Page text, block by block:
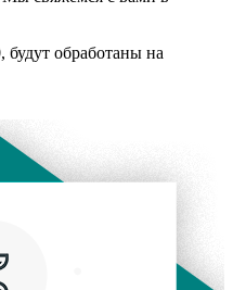
будут обработаны на